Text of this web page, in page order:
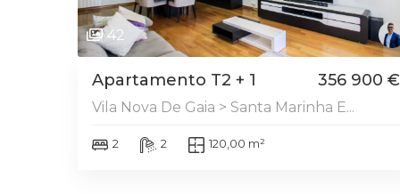
42
Apartamento T2 + 1 356 900 €
Vila Nova De Gaia > Santa Marinha E...
2 2 120,00 m²